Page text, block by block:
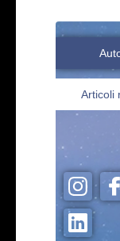
Articoli